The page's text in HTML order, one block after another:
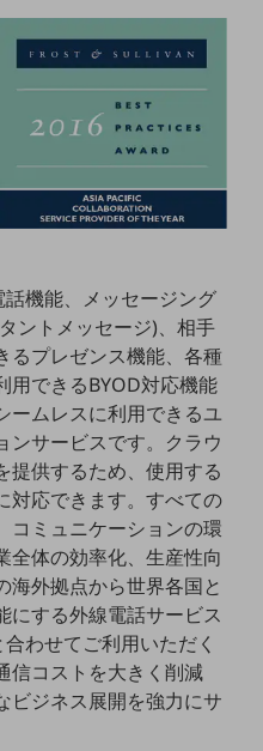
ドコモ mini ドコモBiz かけ放題
話機能、メッセージング
ントメッセージ)、相手
るプレゼンス機能、各種
用できるBYOD対応機能
ームレスに利用できるユ
ンサービスです。クラウ
提供するため、使用する
対応できます。すべての
コミュニケーションの環
全体の効率化、生産性向
海外拠点から世界各国と
にする外線電話サービス
わせてご利用いただく
信コストを大きく削減
ビジネス展開を強力にサ